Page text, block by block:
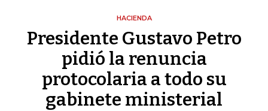
HACIENDA
Presidente Gustavo Petro
pidió la renuncia
protocolaria a todo su
gabinete ministerial